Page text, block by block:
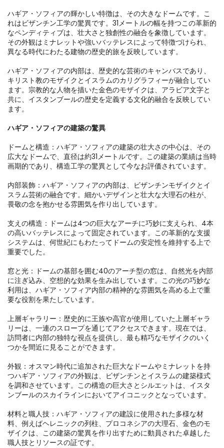
ハギア・ソフィアの輝かしい特徴は、その大きなドームです。こ
れはビザンチン工学の驚異です。31メートルの幅を持つこの革新的
なペンディティブは、壮大さと独創性の融合を象徴しています。
その外観はミナレットや強いバッテレスによって特徴づけられ、
異なる時代にわたる建物の歴史的旅を反映しています。
ハギア・ソフィアの内部は、歴史的な芸術のキャンバスであり、
キリスト教のモザイクとイスラムのカリグラフィーが融合してい
ます。宗教的な人物を描いた金色のモザイクは、アラビア文字と
共に、イスタンブールの歴史を定義する文化的融合を反映してい
ます。
ハギア・ソフィアの建築の驚異
ドームと構造：ハギア・ソフィアの建築の壮大さの中心は、その
広大なドームで、直径は約31メートルです。この建築の業績は当時
画期的であり、構造工学の驚異として今なお評価されています。
内部装飾：ハギア・ソフィアの内部は、ビザンチンモザイクとイ
スラム芸術の融合です。細かいデザインと壮大な大理石の柱が、
畏敬の念を抱かせる雰囲気を作り出しています。
支えの構造：ドームは4つの巨大なアーチに巧妙に支えられ、4本
の高いバッテレスによって固定されています。この革新的な支援
システムは、何世紀にもわたってドームの安定性を維持する上で
重要でした。
窓と光：ドームの基部を囲む40のアーチ型の窓は、自然光を内部
に注ぎ込み、空想的な効果を生み出しています。この光の巧妙な
利用は、ハギア・ソフィア内部の精神的な雰囲気を高める上で重
要な役割を果たしています。
上層ギャラリー：歴史的に王族や高官が使用していた上層ギャラ
リーは、一連のスロープを通じてアクセスできます。現在では、
訪問者に内部の独特な視点を提供し、最も精巧なモザイクのいく
つかを間近に見ることができます。
外観：オスマン時代に追加された巨大なドームやミナレットを持
つハギア・ソフィアの外観は、ビザンチンとイスラムの建築様式
を調和させています。この構造の巨大さとシルエットは、イスタ
ンブールのスカイラインにおいてアイコニックとなっています。
材料と職人技：ハギア・ソフィアの建設に使用された多様な材
料、例えばヘレニックの列柱、プロコネシアの大理石、金色のモ
ザイクは、この建築の驚異を作り出すために動員された卓越した
職人技とリソースの証です。